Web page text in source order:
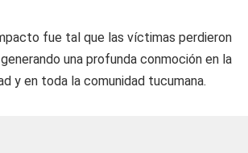
fue tal que las víctimas perdieron
una profunda conmoción en la
y en toda la comunidad tucumana.